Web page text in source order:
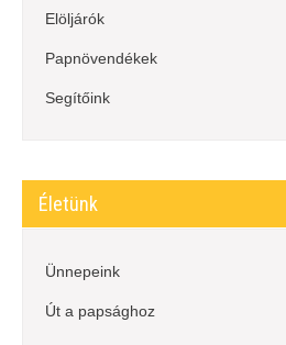
Elöljárók
Papnövendékek
Segítőink
Életünk
Ünnepeink
Út a papsághoz